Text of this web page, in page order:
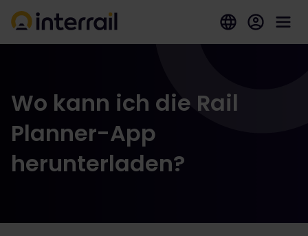
Wo kann ich die Rail
Planner-App
herunterladen?